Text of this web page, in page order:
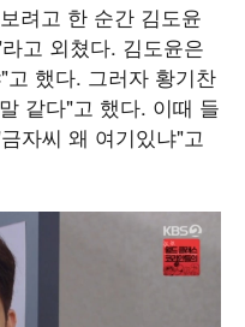
려고 한 순간 김도윤
고 외쳤다. 김도윤은
했다. 그러자 황기찬
같다"고 했다. 이때 들
자씨 왜 여기있냐"고